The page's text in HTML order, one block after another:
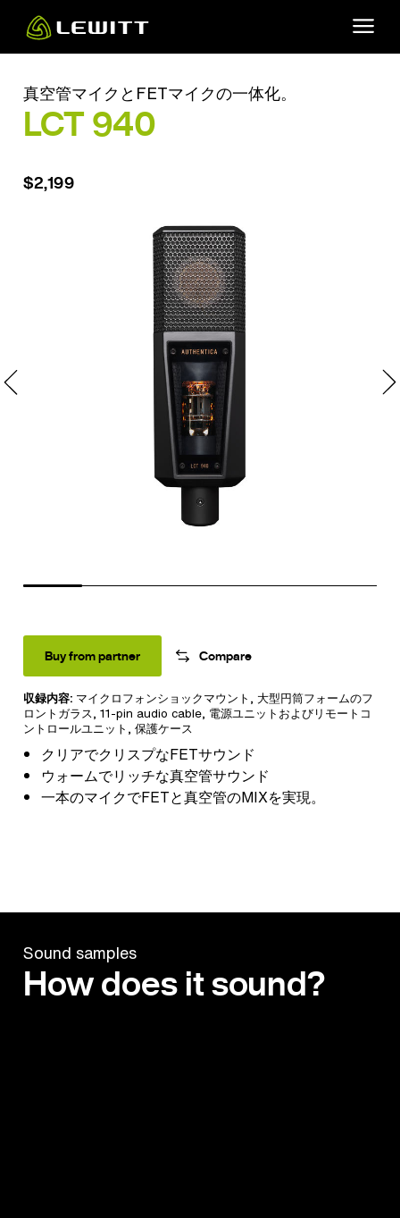
main
真空管マイクとFETマイクの一体化。
LCT 940
クリアでクリスプなFETサウンド
ウォームでリッチな真空管サウンド
一本のマイクでFETと真空管のMIXを実現。
収録内容: マイクロフォンショックマウント , 大型円筒フォームのフ
ロントガラス, 11-pin audio cable, 電源ユニットおよびリモートコ
ントロールユニット , 保護ケース
$2,199
Buy from partner Compare
Sound samples
How does it sound?